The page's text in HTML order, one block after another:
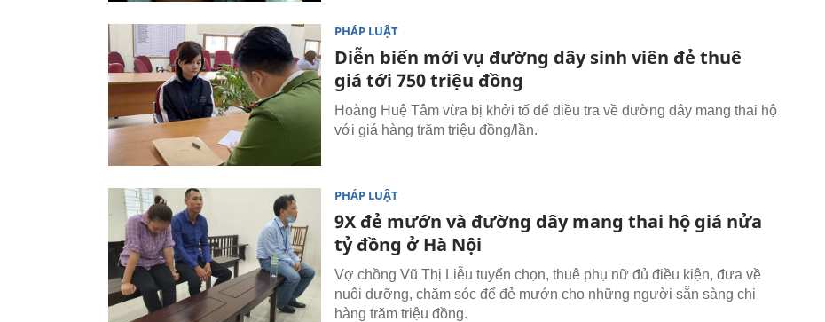
PHÁP LUẬT
Diễn biến mới vụ đường dây sinh viên đẻ thuê
giá tới 750 triệu đồng
Hoàng Huệ Tâm vừa bị khởi tố để điều tra về đường dây mang thai hộ
với giá hàng trăm triệu đồng/lần.
PHÁP LUẬT
9X đẻ mướn và đường dây mang thai hộ giá nửa
tỷ đồng ở Hà Nội
Vợ chồng Vũ Thị Liễu tuyển chọn, thuê phụ nữ đủ điều kiện, đưa về
nuôi dưỡng, chăm sóc để đẻ mướn cho những người sẵn sàng chi
hàng trăm triệu đồng.